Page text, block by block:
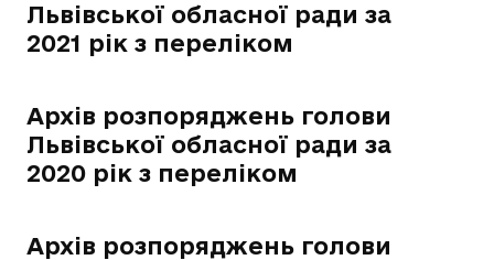
Львівської обласної ради за
2021 рік з переліком
Архів розпоряджень голови
Львівської обласної ради за
2020 рік з переліком
Архів розпоряджень голови